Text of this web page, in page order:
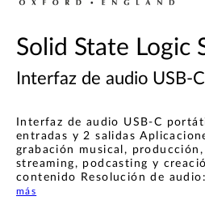
Solid State Logic
Interfaz de audio USB-C
Interfaz de audio USB-C
entradas y 2 salidas
grabación musical, producción,
streaming, podcasting y
contenido Resolución de
más